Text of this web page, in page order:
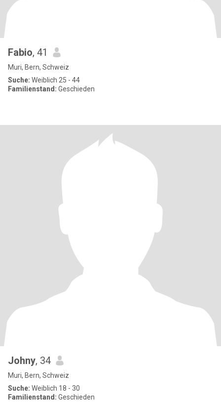
Fabio, 41
Muri, Bern, Schweiz
Suche: Weiblich 25 - 44
Familienstand: Geschieden
Johny, 34
Muri, Bern, Schweiz
Suche: Weiblich 18 - 30
Familienstand: Geschieden